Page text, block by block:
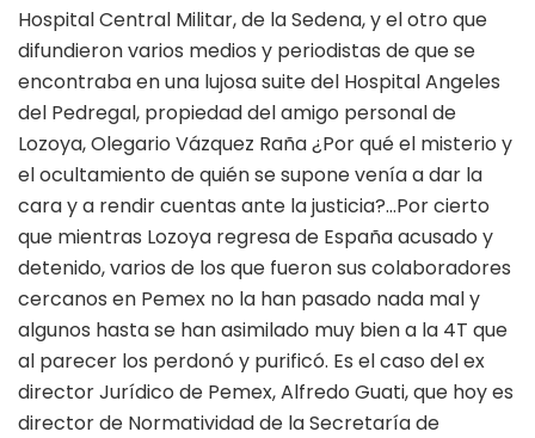
Hospital Central Militar, de la Sedena, y el otro que
difundieron varios medios y periodistas de que se
encontraba en una lujosa suite del Hospital Angeles
del Pedregal, propiedad del amigo personal de
Lozoya, Olegario Vázquez Raña ¿Por qué el misterio y
el ocultamiento de quién se supone venía a dar la
cara y a rendir cuentas ante la justicia?…Por cierto
que mientras Lozoya regresa de España acusado y
detenido, varios de los que fueron sus colaboradores
cercanos en Pemex no la han pasado nada mal y
algunos hasta se han asimilado muy bien a la 4T que
al parecer los perdonó y purificó. Es el caso del ex
director Jurídico de Pemex, Alfredo Guati, que hoy es
director de Normatividad de la Secretaría de